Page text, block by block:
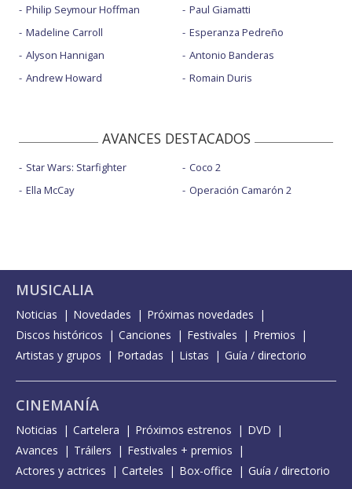
Philip Seymour Hoffman
Madeline Carroll
Alyson Hannigan
Andrew Howard
Paul Giamatti
Esperanza Pedreño
Antonio Banderas
Romain Duris
AVANCES DESTACADOS
Star Wars: Starfighter
Ella McCay
Coco 2
Operación Camarón 2
MUSICALIA
Noticias Novedades
Próximas novedades
Discos históricos
Canciones Festivales
Premios
Artistas y grupos
Portadas Listas Guía / directorio
CINEMANÍA
Noticias Cartelera Próximos estrenos
DVD
Avances
Tráilers
Festivales + premios
Actores y actrices
Carteles Box-office Guía / directorio